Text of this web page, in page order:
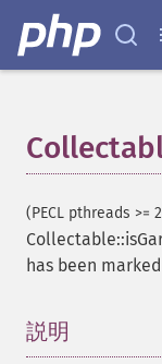
(PECL pthreads >=
has been
説明